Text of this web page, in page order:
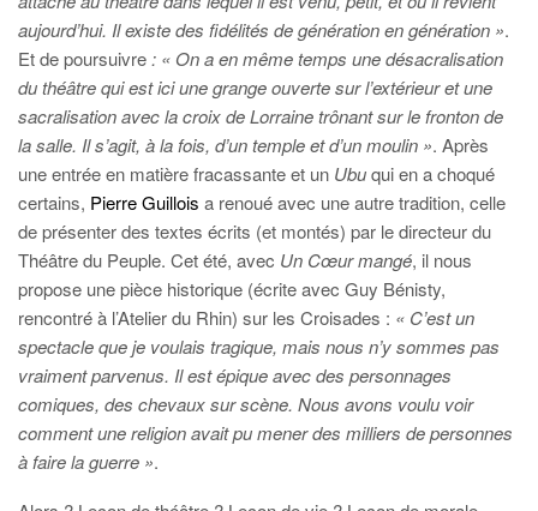
aujourd’hui. Il existe des fidélités de génération en génération ».
Et de poursuivre : « On a en même temps une désacralisation
du théâtre qui est ici une grange ouverte sur l’extérieur et une
sacralisation avec la croix de Lorraine trônant sur le fronton de
la salle. Il s’agit, à la fois, d’un temple et d’un moulin ». Après
une entrée en matière fracassante et un Ubuqui en a choqué
certains, Pierre Guillois a renoué avec une autre tradition, celle
de présenter des textes écrits (et montés) par le directeur du
Théâtre du Peuple. Cet été, avec Un Cœur mangé, il nous
propose une pièce historique (écrite avec Guy Bénisty,
rencontré à l’Atelier du Rhin) sur les Croisades : « C’est un
spectacle que je voulais tragique, mais nous n’y sommes pas
vraiment parvenus. Il est épique avec des personnages
comiques, des chevaux sur scène. Nous avons voulu voir
comment une religion avait pu mener des milliers de personnes
à faire la guerre ».